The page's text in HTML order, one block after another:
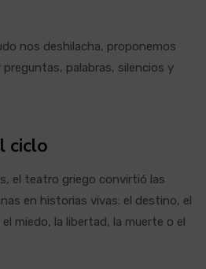
nos deshilacha, proponemos
palabras, silencios y
ciclo
el teatro griego convirtió las
en historias vivas: el destino, el
miedo, la libertad, la muerte o el